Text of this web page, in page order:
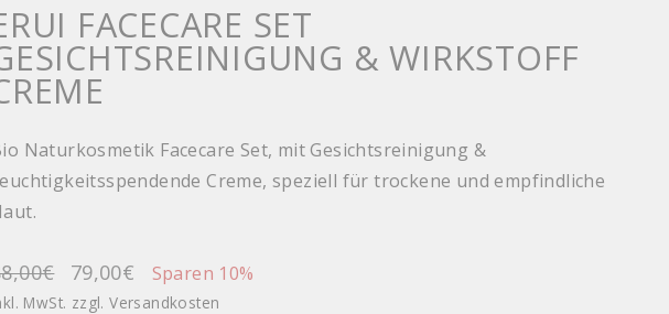
FACECARE SET
& WIRKSTOFF
Naturkosmetik Facecare Set, mit Gesichtsreinigung &
Creme, speziell für trockene und empfindliche
Sonderpreis
79,00€ Sparen 10%
MwSt. zzgl.Versandkosten